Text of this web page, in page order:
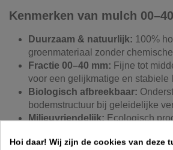
Kenmerken van mulch
Duurzaam & natuurlijk: 100%
groenmateriaal zonder
Fractie 00–40 mm: Fijne tot
voor een gelijkmatige en stabiele
Biologisch afbreekbaar:
bodemstructuur bij geleidelijke
Milieuvriendelijk:Ecologisch
Handige big bag levering:
Hoi daar! Wij zijn de cookies van deze